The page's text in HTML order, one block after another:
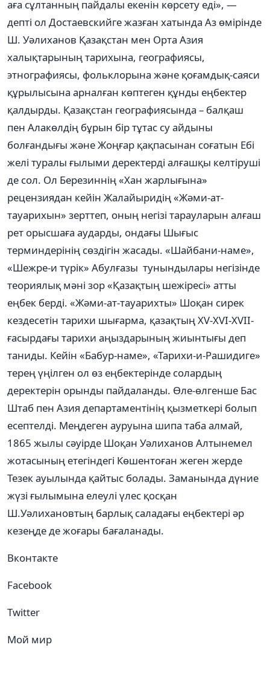
аға сұлтанның пайдалы екенін көрсету еді», —
депті ол Достаевскийге жазған хатында Аз өмірінде
Ш. Уәлиханов Қазақстан мен Орта Азия
халықтарының тарихына, географиясы,
этнографиясы, фольклорына және қоғамдық-саяси
құрылысына арналған көптеген құнды еңбектер
қалдырды. Қазақстан географиясында – балқаш
пен Алакөлдің бұрын бір тұтас су айдыны
болғандығы және Жоңғар қақпасынан соғатын Ебі
желі туралы ғылыми деректерді алғашқы келтіруші
де сол. Ол Березиннің «Хан жарлығына»
рецензиядан кейін Жалайыридің «Жәми-ат-
тауарихын» зерттеп, оның негізі тарауларын алғаш
рет орысшаға аударды, ондағы Шығыс
терминдерінің сөздігін жасады. «Шайбани-наме»,
«Шежре-и түрік» Абулғазы тунындылары негізінде
теориялық мәні зор «Қазақтың шежіресі» атты
еңбек берді. «Жәми-ат-тауарихты» Шоқан сирек
кездесетін тарихи шығарма, қазақтың XV-XVI-XVII-
ғасырдағы тарихи аңыздарының жиынтығы деп
таниды. Кейін «Бабур-наме», «Тарихи-и-Рашидиге»
терең үңілген ол өз еңбектерінде солардың
деректерін орынды пайдаланды. Өле-өлгенше Бас
Штаб пен Азия департаментінің қызметкері болып
есептелді. Меңдеген ауруына шипа таба алмай,
1865 жылы сәуірде Шоқан Уәлиханов Алтынемел
жотасының етегіндегі Көшентоған жеген жерде
Тезек ауылында қайтыс болады. Заманында дүние
жүзі ғылымына елеулі үлес қосқан
Ш.Уәлихановтың барлық саладағы еңбектері әр
кезеңде де жоғары бағаланады.
Вконтакте
Facebook
Twitter
Мой мир